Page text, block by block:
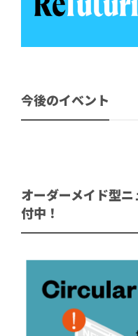
今後のイベント
オーダーメイド型
付中！